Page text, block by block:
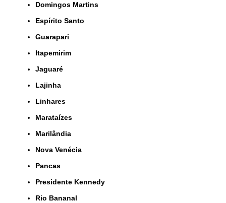
Domingos Martins
Espírito Santo
Guarapari
Itapemirim
Jaguaré
Lajinha
Linhares
Marataízes
Marilândia
Nova Venécia
Pancas
Presidente Kennedy
Rio Bananal